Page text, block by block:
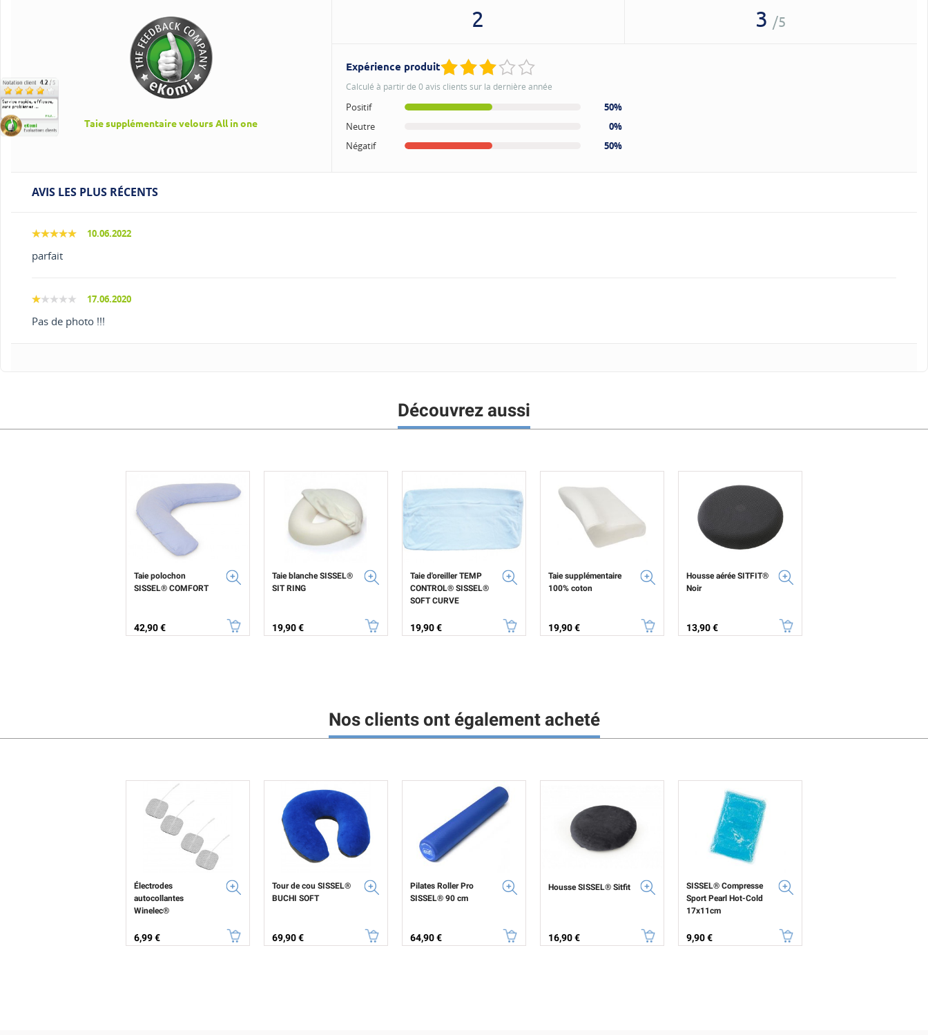
Taie supplémentaire velours All in one
2 3 /5
Expérience produit
Calculé à partir de 0 avis clients sur la dernière année
Positif
50%
Neutre
0%
Négatif
50%
AVIS LES PLUS RÉCENTS
10.06.2022
parfait
17.06.2020
Pas de photo !!!
Découvrez aussi
Taie polochon
SISSEL® COMFORT
Prix
42,90 €
Taie blanche SISSEL®
SIT RING
Prix
19,90 €
Taie d'oreiller TEMP
CONTROL® SISSEL®
SOFT CURVE
Prix
19,90 €
Taie supplémentaire
100% coton
Prix
19,90 €
Housse aérée SITFIT®
Noir
Prix
13,90 €
Nos clients ont également acheté
Électrodes
autocollantes
Winelec®
Prix
6,99 €
Tour de cou SISSEL®
BUCHI SOFT
Prix
69,90 €
Pilates Roller Pro
SISSEL® 90 cm
Prix
64,90 €
Housse SISSEL® Sitfit
Prix
16,90 €
SISSEL® Compresse
Sport Pearl Hot-Cold
17x11cm
Prix
9,90 €